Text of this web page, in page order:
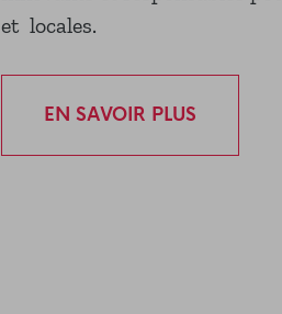
et locales.
EN SAVOIR PLUS